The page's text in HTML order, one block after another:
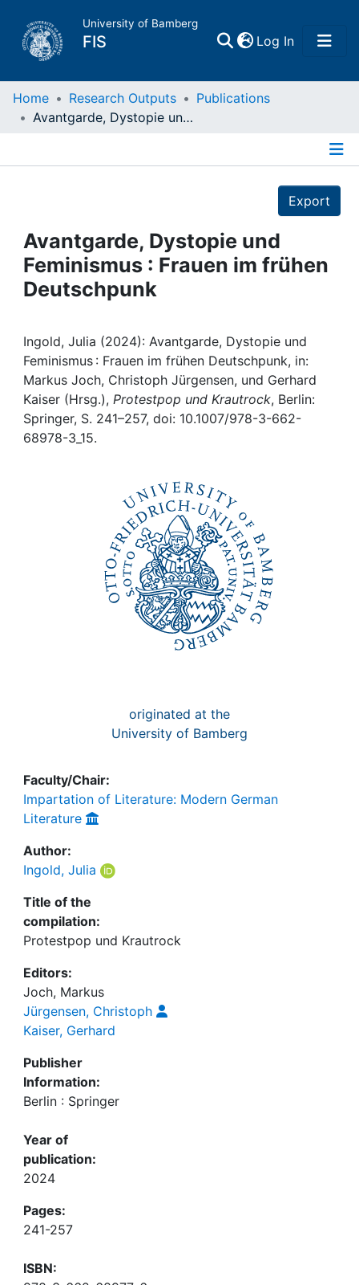
University of Bamberg
FIS Log In(current)
Home
Projects
People
Awards
My FIS
Help
Home Research Outputs
Publications
Avantgarde, Dystopie und Feminismus : Frauen im frühen Deutschpunk
Export
Avantgarde, Dystopie und
Feminismus : Frauen im frühen
Deutschpunk
Ingold, Julia (2024): Avantgarde, Dystopie und
Feminismus : Frauen im frühen Deutschpunk, in:
Markus Joch, Christoph Jürgensen, und Gerhard
Kaiser (Hrsg.), Protestpop und Krautrock, Berlin:
Springer, S. 241–257, doi: 10.1007/978-3-662-
68978-3_15.
originated at the
University of Bamberg
Faculty/Chair:
Impartation of Literature: Modern German
Literature
Author:
Ingold, Julia
Title of the
compilation:
Protestpop und Krautrock
Editors:
Joch, Markus
Jürgensen, Christoph
Kaiser, Gerhard
Publisher
Information:
Berlin : Springer
Year of
publication:
2024
Pages:
241-257
ISBN: